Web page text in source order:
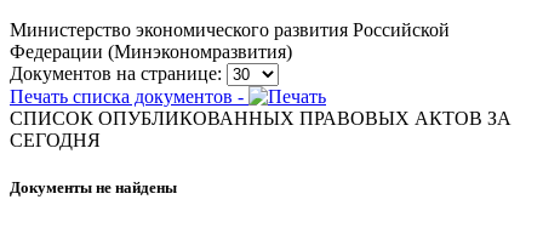
Министерство экономического развития Российской
Федерации (Минэкономразвития)
Документов на странице:
Печать списка документов -
СПИСОК ОПУБЛИКОВАННЫХ ПРАВОВЫХ АКТОВ ЗА
CЕГОДНЯ
Документы не найдены